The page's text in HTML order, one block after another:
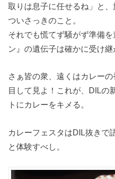
取りは息子に任せるね」と
ついさっきのこと。
それでも慌てず騒がず準備
ン』の遺伝子は確かに受け継
さぁ皆の衆、遠くはカレー
目して見よ！これが、DILの
トにカレーをキメる。
カレーフェスタはDIL抜きで
と体験すべし。